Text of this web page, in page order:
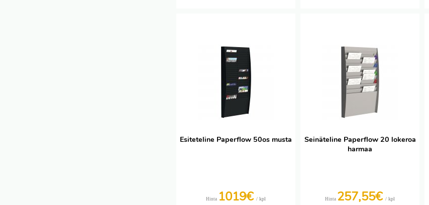
Esiteteline Paperflow 50os musta
Hinta 1019€ / kpl
Seinäteline Paperflow 20 lokeroa
harmaa
Hinta 257,55€ / kpl